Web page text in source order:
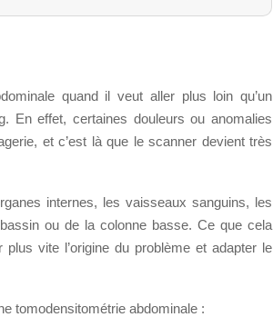
quand il veut aller plus loin qu’un
En effet, certaines douleurs ou anomalies
et c’est là que le scanner devient très
internes, les vaisseaux sanguins, les
ou de la colonne basse. Ce que cela
plus vite l’origine du problème et adapter le
tomodensitométrie abdominale :